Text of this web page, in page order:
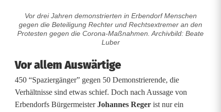
e
C
o
r
Vor drei Jahren demonstrierten in Erbendorf Menschen
gegen die Beteiligung Rechter und Rechtsextremer an den
Protesten gegen die Corona-Maßnahmen. Archivbild: Beate
Luber
Vor allem Auswärtige
450 “Spaziergänger” gegen 50 Demonstrierende, die
Verhältnisse sind etwas schief. Doch nach Aussage von
Erbendorfs BürgermeisterJohannes Reger ist nur ein